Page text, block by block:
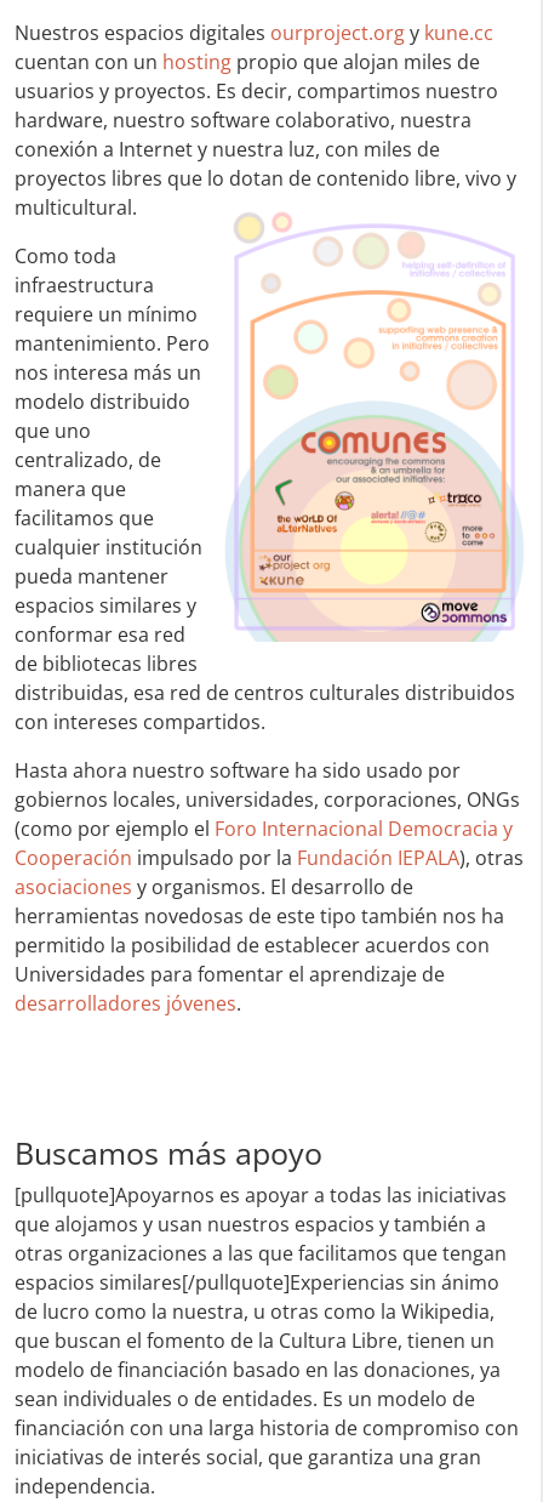
Nuestros espacios digitales ourproject.orgy kune.cc
cuentan con un hosting propio que alojan miles de
usuarios y proyectos. Es decir, compartimos nuestro
hardware, nuestro software colaborativo, nuestra
conexión a Internet y nuestra luz, con miles de
proyectos libres que lo dotan de contenido libre, vivo y
multicultural.
Como toda
infraestructura
requiere un mínimo
mantenimiento. Pero
nos interesa más un
modelo distribuido
que uno
centralizado, de
manera que
facilitamos que
cualquier institución
pueda mantener
espacios similares y
conformar esa red
de bibliotecas libres
distribuidas, esa red de centros culturales distribuidos
con intereses compartidos.
Hasta ahora nuestro software ha sido usado por
gobiernos locales, universidades, corporaciones, ONGs
(como por ejemplo el Foro Internacional Democracia y
Cooperación impulsado por la Fundación IEPALA), otras
asociaciones y organismos. El desarrollo de
herramientas novedosas de este tipo también nos ha
permitido la posibilidad de establecer acuerdos con
Universidades para fomentar el aprendizaje de
desarrolladores jóvenes.
Buscamos más apoyo
[pullquote]Apoyarnos es apoyar a todas las iniciativas
que alojamos y usan nuestros espacios y también a
otras organizaciones a las que facilitamos que tengan
espacios similares[/pullquote]Experiencias sin ánimo
de lucro como la nuestra, u otras como la Wikipedia,
que buscan el fomento de la Cultura Libre, tienen un
modelo de financiación basado en las donaciones, ya
sean individuales o de entidades. Es un modelo de
financiación con una larga historia de compromiso con
iniciativas de interés social, que garantiza una gran
independencia.